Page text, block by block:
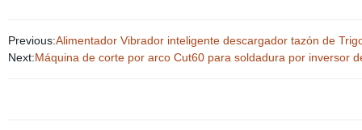
Previous:Alimentador Vibrador inteligente descargador tazón de
Next:Máquina de corte por arco Cut60 para soldadura por inversor